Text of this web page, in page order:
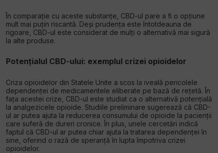
În comparație cu aceste substanțe, CBD-ul pare a fi o opțiune
mult mai puțin riscantă. Deși prudența este întotdeauna de
rigoare, CBD-ul este considerat de mulți o alternativă mai sigură
la alte produse.
Potențialul CBD-ului: exemplul crizei opioidelor
Criza opioidelor din Statele Unite a scos la iveală pericolele
dependenței de medicamentele eliberate pe bază de rețetă. În
fața acestei crize, CBD-ul este studiat ca o alternativă potențială
la analgezicele opioide. Studiile preliminare sugerează că CBD-
ul ar putea ajuta la reducerea consumului de opioide la pacienții
care suferă de dureri cronice. În plus, unele cercetări indică
faptul că CBD-ul ar putea chiar ajuta la tratarea dependenței în
sine, oferind o rază de speranță în lupta împotriva crizei
opioidelor.